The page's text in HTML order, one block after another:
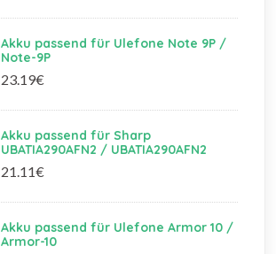
Akku passend für Ulefone Note 9P /
Note-9P
23.19€
Akku passend für Sharp
UBATIA290AFN2 / UBATIA290AFN2
21.11€
Akku passend für Ulefone Armor 10 /
Armor-10